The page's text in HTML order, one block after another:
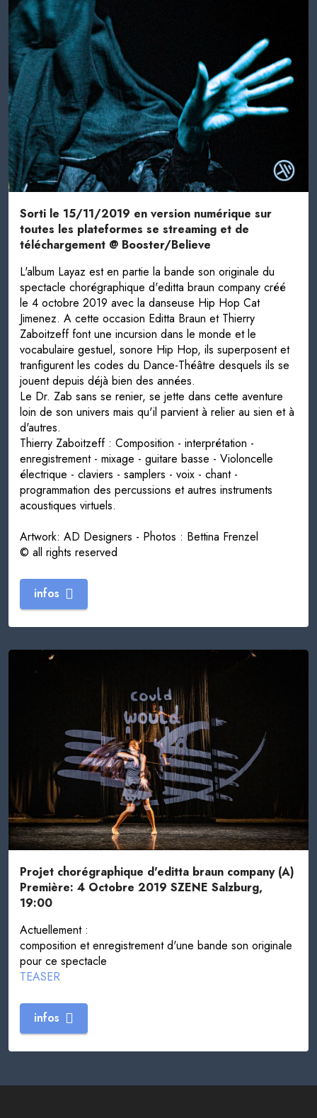
Sorti le 15/11/2019 en version numérique sur
toutes les plateformes se streaming et de
téléchargement @ Booster/Believe
L'album Layaz est en partie la bande son originale du
spectacle chorégraphique d'editta braun company créé
le 4 octobre 2019 avec la danseuse Hip Hop Cat
Jimenez. A cette occasion Editta Braun et Thierry
Zaboitzeff font une incursion dans le monde et le
vocabulaire gestuel, sonore Hip Hop, ils superposent et
tranfigurent les codes du Dance-Théâtre desquels ils se
jouent depuis déjà bien des années.
Le Dr. Zab sans se renier, se jette dans cette aventure
loin de son univers mais qu'il parvient à relier au sien et à
d'autres.
Thierry Zaboitzeff : Composition - interprétation -
enregistrement - mixage - guitare basse - Violoncelle
électrique - claviers - samplers - voix - chant -
programmation des percussions et autres instruments
acoustiques virtuels.
Artwork: AD Designers - Photos : Bettina Frenzel
© all rights reserved
infos
Projet chorégraphique d'editta braun company (A)
Première: 4 Octobre 2019 SZENE Salzburg,
19:00
Actuellement :
composition et enregistrement d'une bande son originale
pour ce spectacle
TEASER
infos